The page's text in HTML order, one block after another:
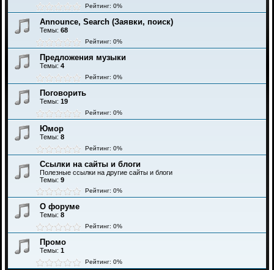
Рейтинг: 0%
Announce, Search (Заявки, поиск)
Темы: 68
Рейтинг: 0%
Предложения музыки
Темы: 4
Рейтинг: 0%
Поговорить
Темы: 19
Рейтинг: 0%
Юмор
Темы: 8
Рейтинг: 0%
Ссылки на сайты и блоги
Полезные ссылки на другие сайты и блоги
Темы: 9
Рейтинг: 0%
О форуме
Темы: 8
Рейтинг: 0%
Промо
Темы: 1
Рейтинг: 0%